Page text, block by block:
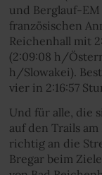
und Berglauf-
französischen
Reichenhall mit
(2:09:08 h/
h/Slowakei).
vier in 2:16:57
Und für alle, die
auf den Trails
richtig an die
Bregar beim